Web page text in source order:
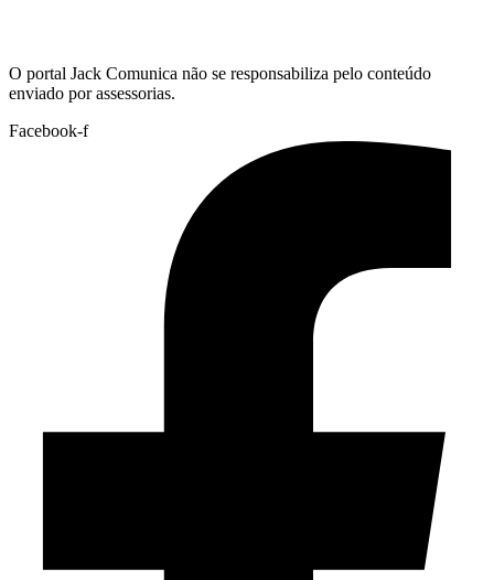
O portal Jack Comunica não se responsabiliza pelo conteúdo
enviado por assessorias.
Facebook-f